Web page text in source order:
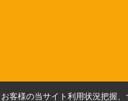
客様の当サイト利用状況把握